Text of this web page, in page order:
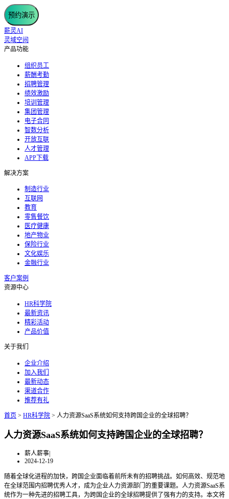
预约演示
薪灵AI
灵域空间
产品功能
组织员工
薪酬考勤
招聘管理
绩效激励
培训管理
集团管理
电子合同
智数分析
开放互联
人才管理
APP下载
解决方案
制造行业
互联网
教育
零售餐饮
医疗健康
地产物业
保险行业
文化娱乐
金融行业
客户案例
资源中心
HR科学院
最新资讯
精彩活动
产品价值
关于我们
企业介绍
加入我们
最新动态
渠道合作
推荐有礼
首页 > HR科学院 > 人力资源SaaS系统如何支持跨国企业的全球招聘？
人力资源SaaS系统如何支持跨国企业的全球招聘？
薪人薪事|
2024-12-19
随着全球化进程的加快，跨国企业面临着前所未有的招聘挑战。如何高效、规范地
在全球范围内招聘优秀人才，成为企业人力资源部门的重要课题。人力资源SaaS系
统作为一种先进的招聘工具，为跨国企业的全球招聘提供了强有力的支持。本文将